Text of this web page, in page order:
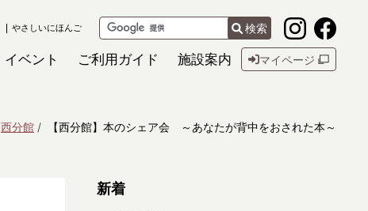
やさしいにほんご 検索
イベント ご利用ガイド 施設案内 マイページ
西分館 【西分館】本のシェア会 ～あなたが背中をおされた本～
新着